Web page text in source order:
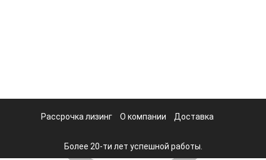
Рассрочка лизинг О компании Доставка
Более 20-ти лет успешной работы.